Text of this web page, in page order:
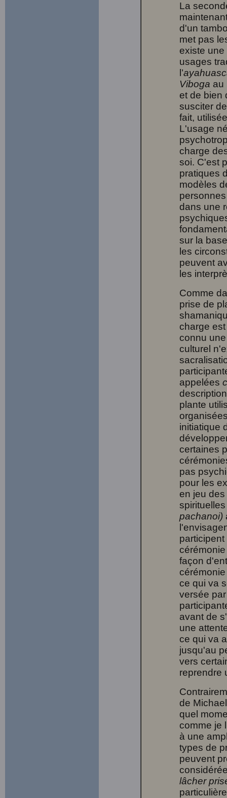
La
d'un
met pas
existe
usages
l’
Viboga au
et de bien
susciter
fait,
L'usage
charge
soi. C'est
pratiques
modèles
dans une
sur la
les
peuvent
les
Comme
prise de
charge
connu
culturel
appelées
plante
initiatique
certaines
pas
pour les
en jeu
pachanoi)
façon
ce qui va
versée
avant de
une
ce qui va
jusqu'au
vers
reprendre
de
quel
comme je
à une
types de
peuvent
lâcher